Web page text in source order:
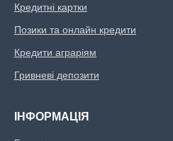
Кредитні картки
Позики та онлайн кредити
Кредити аграріям
Гривневі депозити
ІНФОРМАЦІЯ